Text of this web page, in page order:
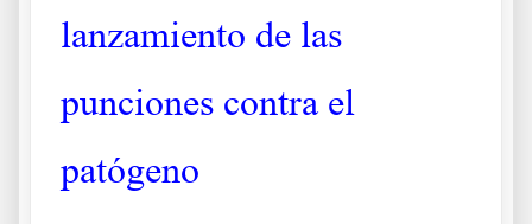
lanzamiento de las
punciones contra el
patógeno